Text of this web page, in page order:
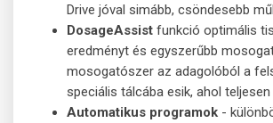
Drive jóval simább, csöndesebb
DosageAssist funkció optimális
eredményt és egyszerűbb
mosogatószer az adagolóból a
speciális tálcába esik, ahol
Automatikus programok -